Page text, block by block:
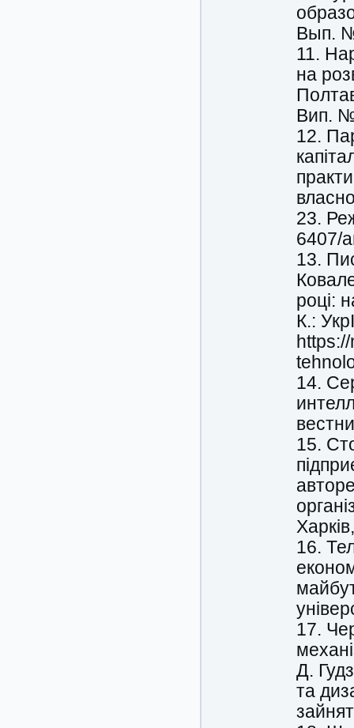
Вып.
11.
на
Вип.
12.
23.
6407/
13.
році:
К.:
14.
15.
16.
17.
Д.
та